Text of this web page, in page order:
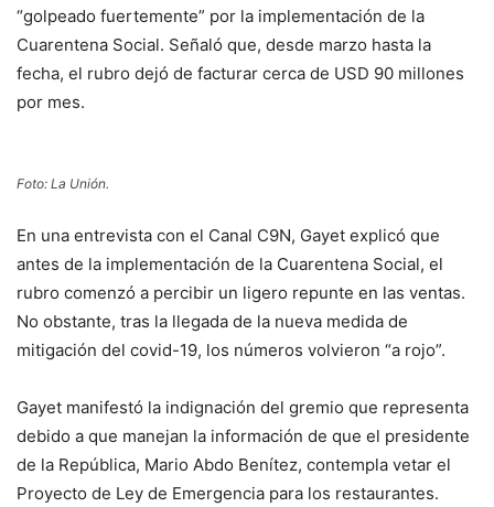
“golpeado fuertemente” por la implementación de la
Cuarentena Social. Señaló que, desde marzo hasta la
fecha, el rubro dejó de facturar cerca de USD 90 millones
por mes.
Foto: La Unión.
En una entrevista con el Canal C9N, Gayet explicó que
antes de la implementación de la Cuarentena Social, el
rubro comenzó a percibir un ligero repunte en las ventas.
No obstante, tras la llegada de la nueva medida de
mitigación del covid-19, los números volvieron “a rojo”.
Gayet manifestó la indignación del gremio que representa
debido a que manejan la información de que el presidente
de la República, Mario Abdo Benítez, contempla vetar el
Proyecto de Ley de Emergencia para los restaurantes.